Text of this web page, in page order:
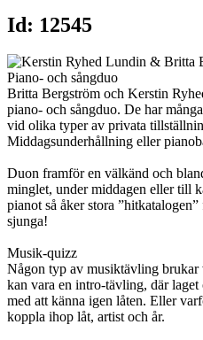
Id: 12545
Piano- och sångduo
Britta Bergström och Kerstin
piano- och sångduo. De har
vid olika typer av privata
Middagsunderhållning eller
Duon framför en välkänd och
minglet, under middagen eller till
pianot så åker stora
sjunga!
Musik-quizz
Någon typ av musiktävling brukar
kan vara en intro-tävling, där laget
med att känna igen låten. Eller
koppla ihop låt, artist och år.